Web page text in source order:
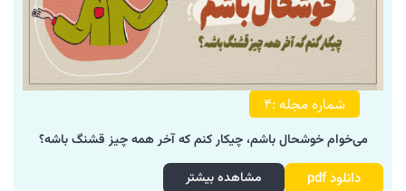
شماره مجله :۴
می‌خوام خوشحال باشم، چیکار کنم که آخر همه چیز قشنگ باشه؟
دانلود pdf مشاهده بیشتر